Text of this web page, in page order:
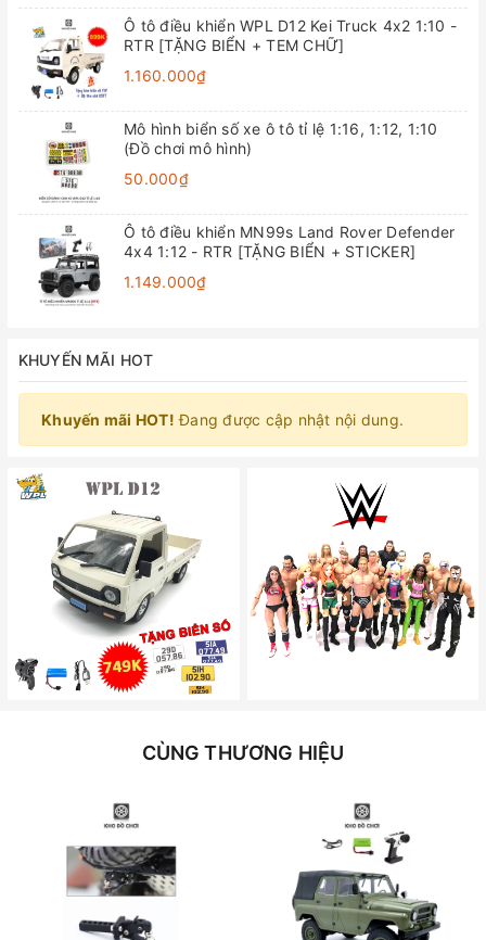
Ô tô điều khiển WPL D12 Kei Truck 4x2 1:10 -
RTR [TẶNG BIỂN + TEM CHỮ]
1.160.000₫
Mô hình biển số xe ô tô tỉ lệ 1:16, 1:12, 1:10
(Đồ chơi mô hình)
50.000₫
Ô tô điều khiển MN99s Land Rover Defender
4x4 1:12 - RTR [TẶNG BIỂN + STICKER]
1.149.000₫
KHUYẾN MÃI HOT
Khuyến mãi HOT! Đang được cập nhật nội dung.
CÙNG THƯƠNG HIỆU